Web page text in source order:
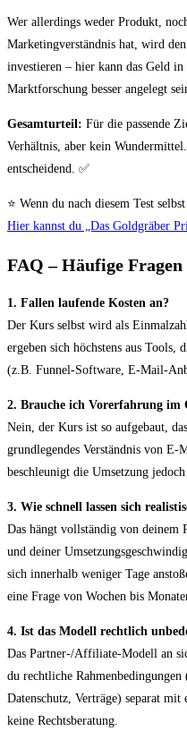
Wer allerdings weder Produkt,
Marketingverständnis hat, wird
investieren – hier kann das Geld
Marktforschung besser angelegt
Gesamturteil: Für die passende
Verhältnis, aber kein
entscheidend. ✅
⭐ Wenn du nach diesem Test
Hier kannst du „Das Goldgräber
FAQ – Häufige
1. Fallen laufende Kosten an?
Der Kurs selbst wird als
ergeben sich höchstens aus Tools,
(z.B. Funnel-Software, E-Mail-
2. Brauche ich Vorerfahrung im
Nein, der Kurs ist so aufgebaut,
grundlegendes Verständnis von
beschleunigt die Umsetzung
3. Wie schnell lassen sich
Das hängt vollständig von deinem
und deiner
sich innerhalb weniger Tage
eine Frage von Wochen bis
4. Ist das Modell rechtlich
Das Partner-/Affiliate-Modell an
du rechtliche
Datenschutz, Verträge) separat
keine Rechtsberatung.